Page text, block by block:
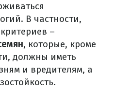
В частности,
–
, которые, кроме
должны иметь
и вредителям, а